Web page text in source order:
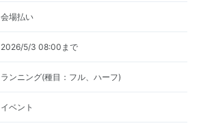
会場払い
2026/5/3 08:00まで
ランニング(種目：フル、ハーフ)
イベント